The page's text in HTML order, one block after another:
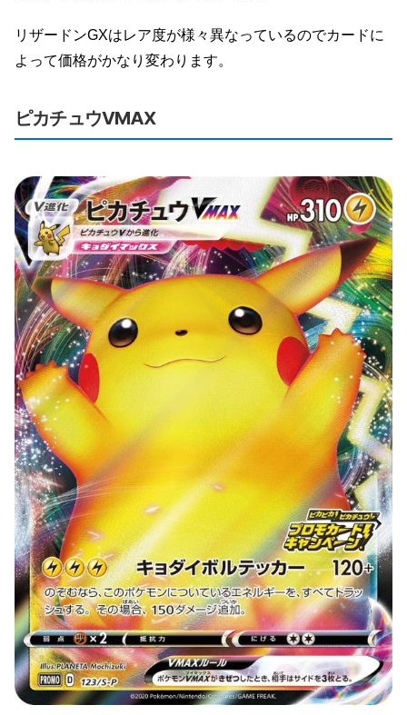
リザードンGXはレア度が様々異なっているのでカードに
よって価格がかなり変わります。
ピカチュウVMAX